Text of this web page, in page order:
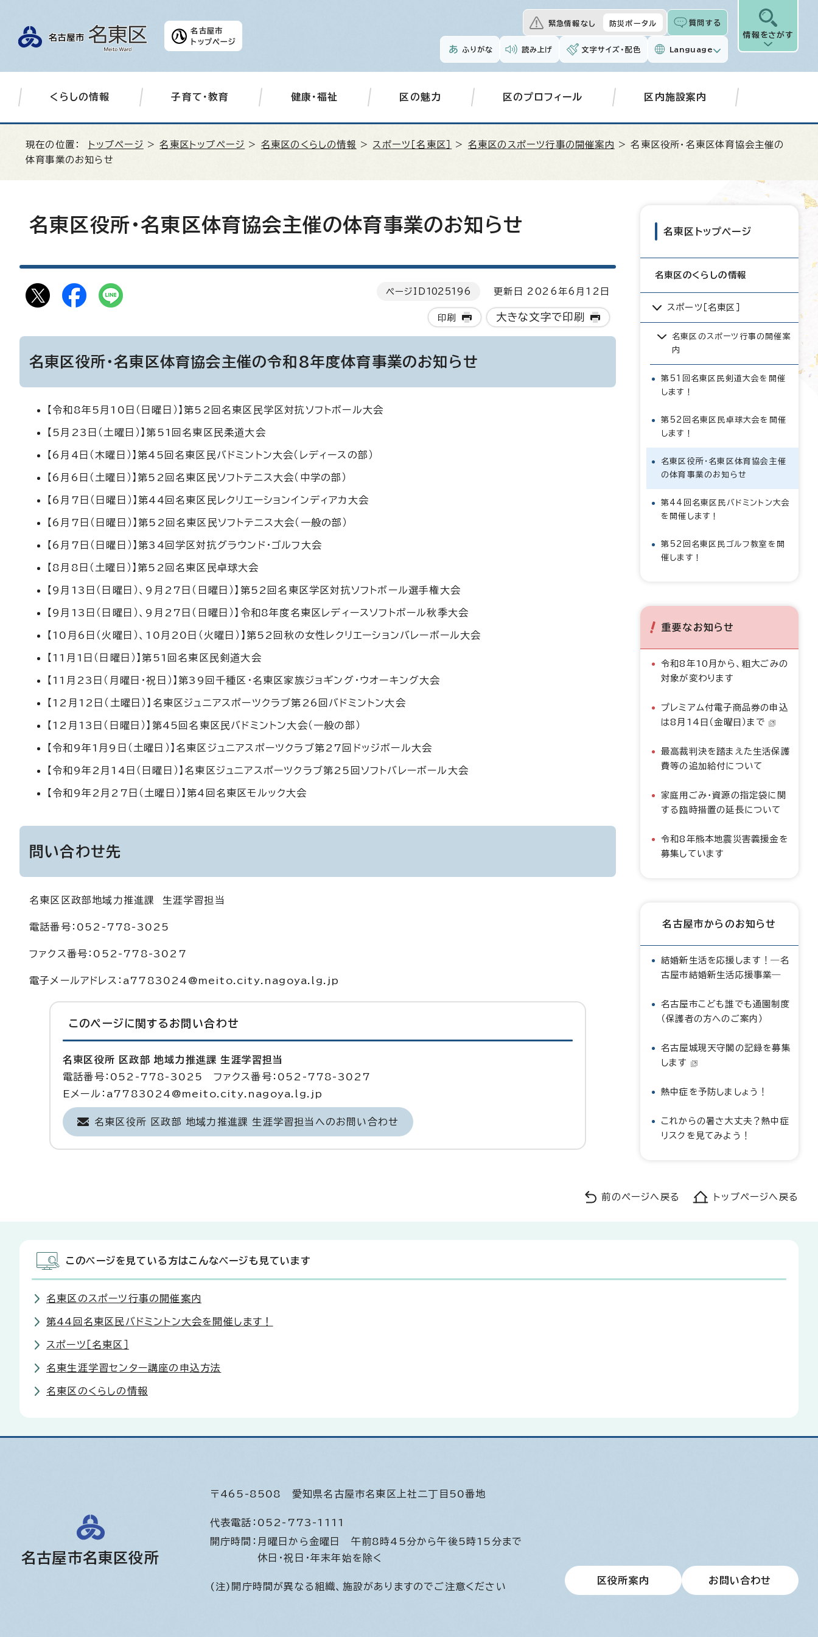
名古屋市
トップページ
緊急情報なし 防災ポータル 質問する
ふりがな 読み上げ 文字サイズ・配色 Language
情報をさがす
くらしの情報 子育て・教育 健康・福祉 区の魅力 区のプロフィール 区内施設案内
現在の位置： トップページ >名東区トップページ > 名東区のくらしの情報 > スポーツ［名東区］ > 名東区のスポーツ行事の開催案内 > 名東区役所・名東区体育協会主催の
体育事業のお知らせ
名東区役所・名東区体育協会主催の体育事業のお知らせ
ページID 1025196 更新日 2026年6月12日
印刷 大きな文字で印刷
名東区役所・名東区体育協会主催の令和8年度体育事業のお知らせ
【令和8年5月10日（日曜日）】第52回名東区民学区対抗ソフトボール大会
【5月23日（土曜日）】第51回名東区民柔道大会
【6月4日（木曜日）】第45回名東区民バドミントン大会（レディースの部）
【6月6日（土曜日）】第52回名東区民ソフトテニス大会（中学の部）
【6月7日（日曜日）】第44回名東区民レクリエーションインディアカ大会
【6月7日（日曜日）】第52回名東区民ソフトテニス大会（一般の部）
【6月7日（日曜日）】第34回学区対抗グラウンド・ゴルフ大会
【8月8日（土曜日）】第52回名東区民卓球大会
【9月13日（日曜日）、9月27日（日曜日）】第52回名東区学区対抗ソフトボール選手権大会
【9月13日（日曜日）、9月27日（日曜日）】令和8年度名東区レディースソフトボール秋季大会
【10月6日（火曜日）、10月20日（火曜日）】第52回秋の女性レクリエーションバレーボール大会
【11月1日（日曜日）】第51回名東区民剣道大会
【11月23日（月曜日・祝日）】第39回千種区・名東区家族ジョギング・ウオーキング大会
【12月12日（土曜日）】名東区ジュニアスポーツクラブ第26回バドミントン大会
【12月13日（日曜日）】第45回名東区民バドミントン大会（一般の部）
【令和9年1月9日（土曜日）】名東区ジュニアスポーツクラブ第27回ドッジボール大会
【令和9年2月14日（日曜日）】名東区ジュニアスポーツクラブ第25回ソフトバレーボール大会
【令和9年2月27日（土曜日）】第4回名東区モルック大会
問い合わせ先
名東区区政部地域力推進課 生涯学習担当
電話番号：052-778-3025
ファクス番号：052-778-3027
電子メールアドレス：a7783024@meito.city.nagoya.lg.jp
このページに関する お問い合わせ
名東区役所 区政部 地域力推進課 生涯学習担当
電話番号：052-778-3025 ファクス番号：052-778-3027
Eメール：a7783024@meito.city.nagoya.lg.jp
名東区役所 区政部 地域力推進課 生涯学習担当へのお問い合わせ
名東区トップページ
名東区のくらしの情報
スポーツ［名東区］
名東区のスポーツ行事の開催案
内
第51回名東区民剣道大会を開催
します！
第52回名東区民卓球大会を開催
します！
名東区役所・名東区体育協会主催
の体育事業のお知らせ
第44回名東区民バドミントン大会
を開催します！
第52回名東区民ゴルフ教室を開
催します！
重要なお知らせ
令和8年10月から、粗大ごみの
対象が変わります
プレミアム付電子商品券の申込
は8月14日（金曜日）まで
最高裁判決を踏まえた生活保護
費等の追加給付について
家庭用ごみ・資源の指定袋に関
する臨時措置の延長について
令和8年熊本地震災害義援金を
募集しています
名古屋市からのお知らせ
結婚新生活を応援します！―名
古屋市結婚新生活応援事業―
名古屋市こども誰でも通園制度
（保護者の方へのご案内）
名古屋城現天守閣の記録を募集
します
熱中症を予防しましょう！
これからの暑さ大丈夫？熱中症
リスクを見てみよう！
前のページへ戻る トップページへ戻る
このページを見ている方はこんなページも見ています
名東区のスポーツ行事の開催案内
第44回名東区民バドミントン大会を開催します！
スポーツ［名東区］
名東生涯学習センター講座の申込方法
名東区のくらしの情報
名古屋市名東区役所
〒465-8508 愛知県名古屋市名東区上社二丁目50番地
代表電話： 052-773-1111
開庁時間： 月曜日から金曜日 午前8時45分から午後5時15分まで
休日・祝日・年末年始を除く
(注)開庁時間が異なる組織、施設がありますのでご注意ください
区役所案内 お問い合わせ